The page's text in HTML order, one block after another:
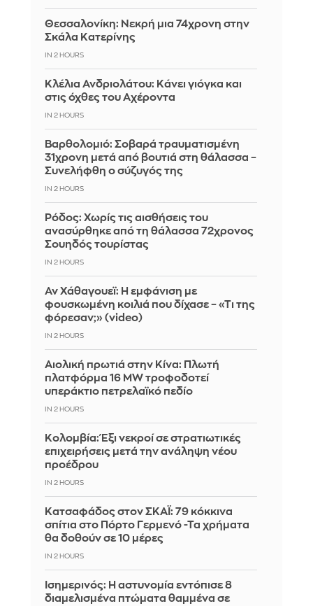
Θεσσαλονίκη: Νεκρή μια 74χρονη στην
Σκάλα Κατερίνης
IN 2 HOURS
Κλέλια Ανδριολάτου: Κάνει γιόγκα και
στις όχθες του Αχέροντα
IN 2 HOURS
Βαρθολομιό: Σοβαρά τραυματισμένη
31χρονη μετά από βουτιά στη θάλασσα –
Συνελήφθη ο σύζυγός της
IN 2 HOURS
Ρόδος: Χωρίς τις αισθήσεις του
ανασύρθηκε από τη θάλασσα 72χρονος
Σουηδός τουρίστας
IN 2 HOURS
Αν Χάθαγουεϊ: Η εμφάνιση με
φουσκωμένη κοιλιά που δίχασε – «Τι της
φόρεσαν;» (video)
IN 2 HOURS
Αιολική πρωτιά στην Κίνα: Πλωτή
πλατφόρμα 16 MW τροφοδοτεί
υπεράκτιο πετρελαϊκό πεδίο
IN 2 HOURS
Κολομβία: Έξι νεκροί σε στρατιωτικές
επιχειρήσεις μετά την ανάληψη νέου
προέδρου
IN 2 HOURS
Kατσαφάδος στον ΣΚΑΪ: 79 κόκκινα
σπίτια στο Πόρτο Γερμενό -Τα χρήματα
θα δοθούν σε 10 μέρες
IN 2 HOURS
Ισημερινός: Η αστυνομία εντόπισε 8
διαμελισμένα πτώματα θαμμένα σε